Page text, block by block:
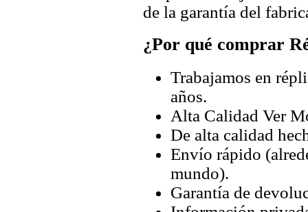
de la garantía del
¿Por qué comprar
Trabajamos en
años.
Alta Calidad Ver
De alta calidad
Envío rápido
mundo).
Garantía de